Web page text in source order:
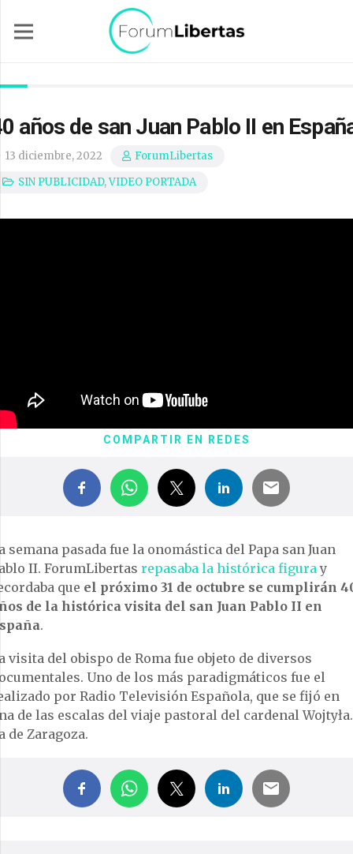
años de san Juan Pablo II en
13 diciembre, 2022
ForumLibertas
SIN PUBLICIDAD,VIDEO PORTADA
COMPARTIR EN REDES
semana pasada fue la onomástica del Papa san Juan
II. ForumLibertas repasaba la histórica figura y
que el próximo 31 de octubre se cumplirán
de la histórica visita del san Juan Pablo II en
.
visita del obispo de Roma fue objeto de diversos
Uno de los más paradigmáticos fue el
por Radio Televisión Española, que se fijó en
de las escalas del viaje pastoral del cardenal Wojtyła.
de Zaragoza.